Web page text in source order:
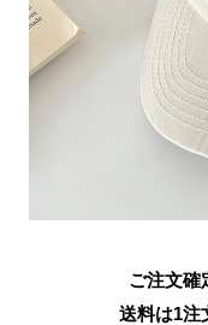
ご注文確
送料は1注